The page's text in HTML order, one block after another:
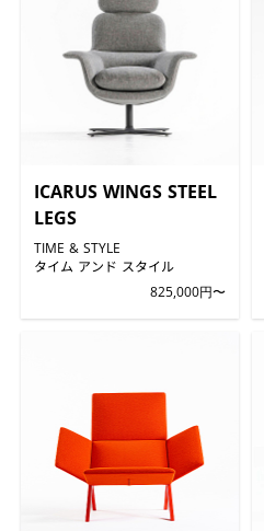
ICARUS WINGS STEEL
LEGS
TIME & STYLE
タイム アンド スタイル
825,000円〜